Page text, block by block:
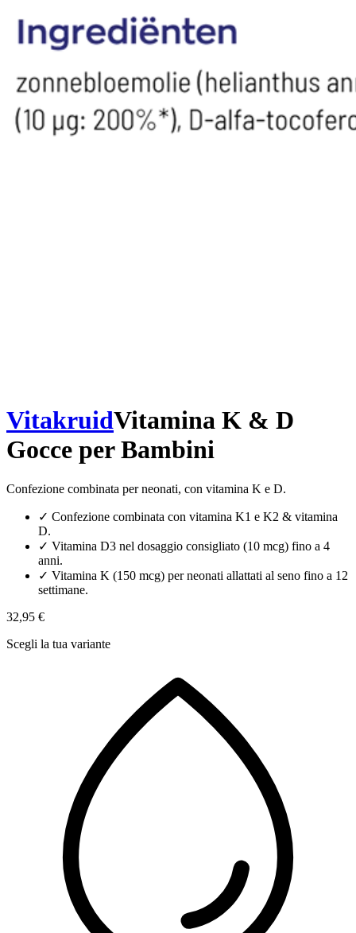
VitakruidVitamina K & D
Gocce per Bambini
Confezione combinata per neonati, con vitamina K e D.
✓ Confezione combinata con vitamina K1 e K2 & vitamina
D.
✓ Vitamina D3 nel dosaggio consigliato (10 mcg) fino a 4
anni.
✓ Vitamina K (150 mcg) per neonati allattati al seno fino a 12
settimane.
32,95 €
Scegli la tua variante